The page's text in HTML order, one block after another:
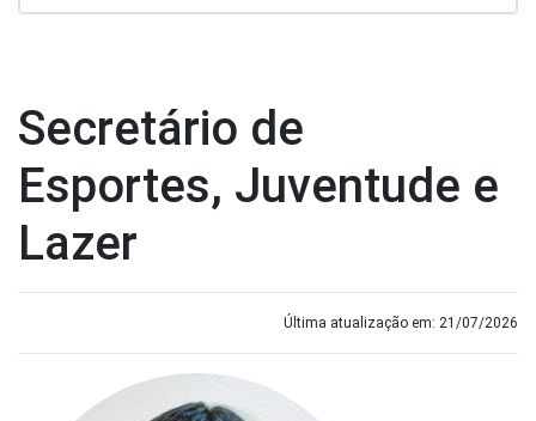
Secretário de
Esportes, Juventude e
Lazer
Última atualização em: 21/07/2026